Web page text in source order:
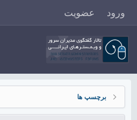
ورود عضویت
برچسپ ها